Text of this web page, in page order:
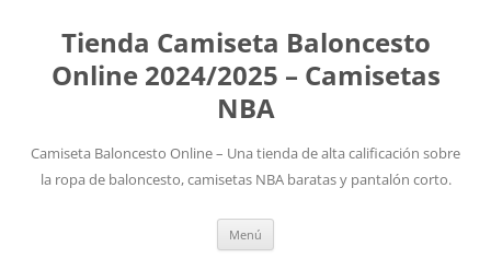
Tienda Camiseta Baloncesto
Online 2024/2025 – Camisetas
NBA
Camiseta Baloncesto Online – Una tienda de alta calificación sobre
la ropa de baloncesto, camisetas NBA baratas y pantalón corto.
Menú